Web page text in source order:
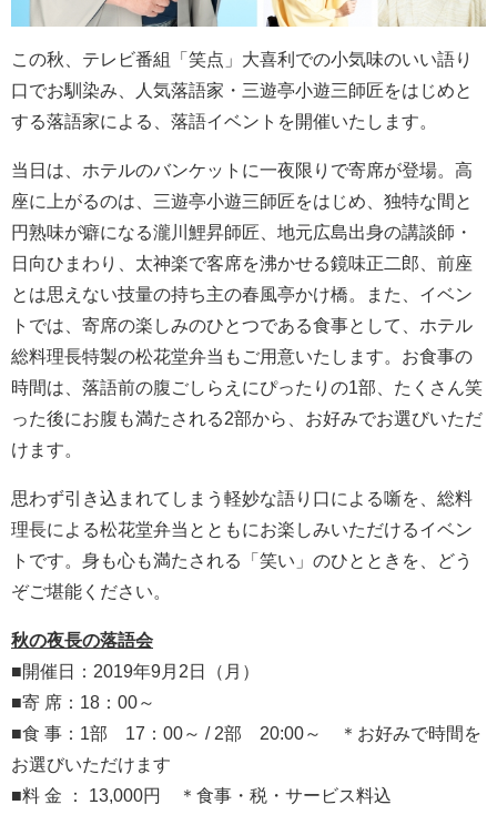
この秋、テレビ番組「笑点」大喜利での小気味のいい語り
口でお馴染み、人気落語家・三遊亭小遊三師匠をはじめと
する落語家による、落語イベントを開催いたします。
当日は、ホテルのバンケットに一夜限りで寄席が登場。高
座に上がるのは、三遊亭小遊三師匠をはじめ、独特な間と
円熟味が癖になる瀧川鯉昇師匠、地元広島出身の講談師・
日向ひまわり、太神楽で客席を沸かせる鏡味正二郎、前座
とは思えない技量の持ち主の春風亭かけ橋。また、イベン
トでは、寄席の楽しみのひとつである食事として、ホテル
総料理長特製の松花堂弁当もご用意いたします。お食事の
時間は、落語前の腹ごしらえにぴったりの1部、たくさん笑
った後にお腹も満たされる2部から、お好みでお選びいただ
けます。
思わず引き込まれてしまう軽妙な語り口による噺を、総料
理長による松花堂弁当とともにお楽しみいただけるイベン
トです。身も心も満たされる「笑い」のひとときを、どう
ぞご堪能ください。
秋の夜長の落語会
■開催日：2019年9月2日（月）
■寄 席：18：00～
■食 事：1部 17：00～ / 2部 20:00～ ＊お好みで時間を
お選びいただけます
■料 金 ： 13,000円 ＊食事・税・サービス料込